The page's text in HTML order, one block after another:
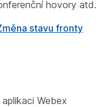
hovory atd.
stavu fronty
Webex